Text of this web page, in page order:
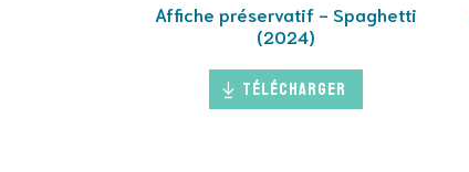
Affiche préservatif - Spaghetti
(2024)
Télécharger